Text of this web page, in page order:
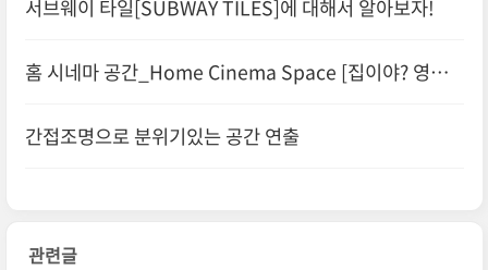
서브웨이 타일[SUBWAY TILES]에 대해서 알아보자!
홈 시네마 공간_Home Cinema Space [집이야? 영화
간접조명으로 분위기있는 공간 연출
관련글